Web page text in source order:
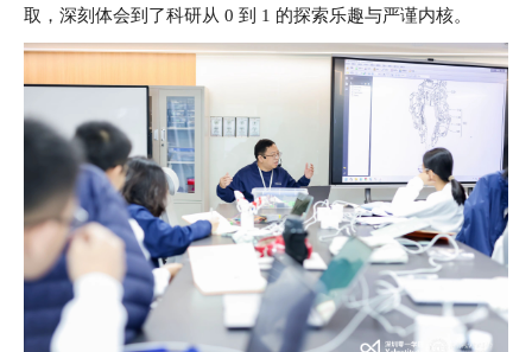
取，深刻体会到了科研从 0 到 1 的探索乐趣与严谨内核。